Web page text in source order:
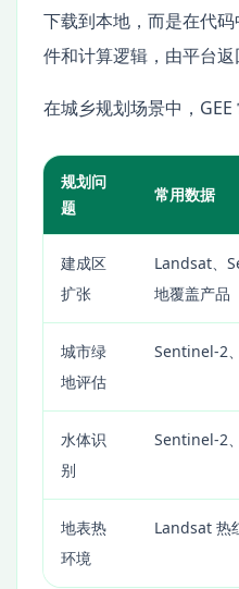
下载到本地，而是在代
件和计算逻辑，由平台返
在城乡规划场景中，GEE
规划问
题
常用数据
建成区
扩张
Landsat、
地覆盖产品
城市绿
地评估
Sentinel-2
水体识
别
Sentinel-2
地表热
环境
Landsat 热